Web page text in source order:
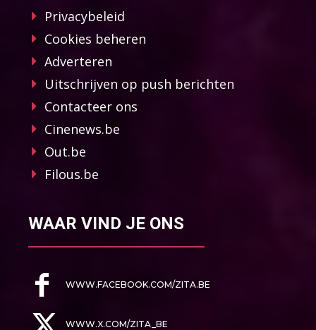
Privacybeleid
Cookies beheren
Adverteren
Uitschrijven op push berichten
Contacteer ons
Cinenews.be
Out.be
Filous.be
WAAR VIND JE ONS
WWW.FACEBOOK.COM/ZITA.BE
WWW.X.COM/ZITA_BE